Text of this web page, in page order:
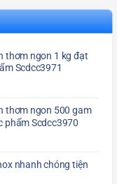
thơm ngon 1 kg đạt
Scdcc3971
thơm ngon 500 gam
phẩm Scdcc3970
nhanh chóng tiện